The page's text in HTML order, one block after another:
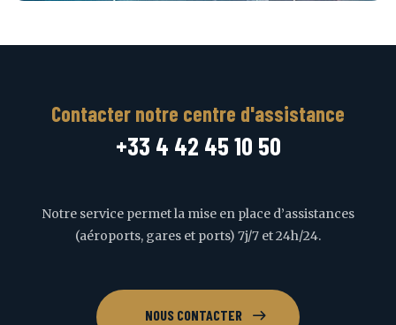
Contacter notre centre d'assistance
+33 4 42 45 10 50
Notre service permet la mise en place d’assistances
(aéroports, gares et ports) 7j/7 et 24h/24.
NOUS CONTACTER